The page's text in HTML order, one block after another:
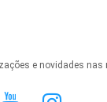
e novidades nas